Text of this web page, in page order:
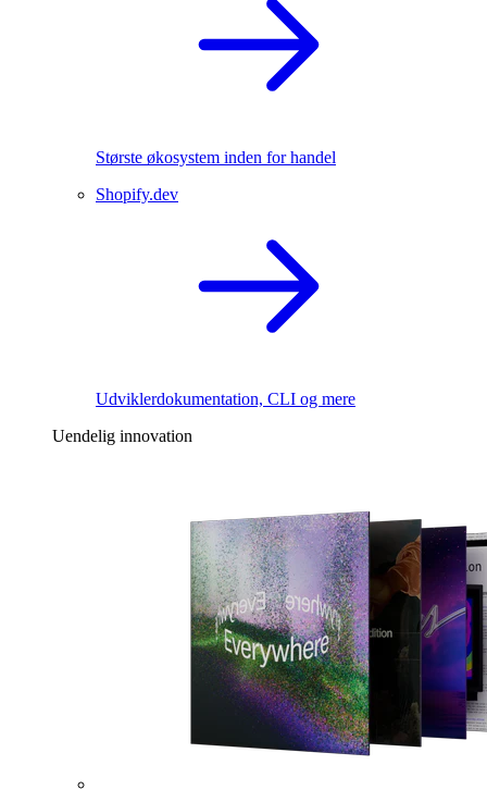
Største økosystem inden for handel
Shopify.dev
Udviklerdokumentation, CLI og mere
Uendelig innovation